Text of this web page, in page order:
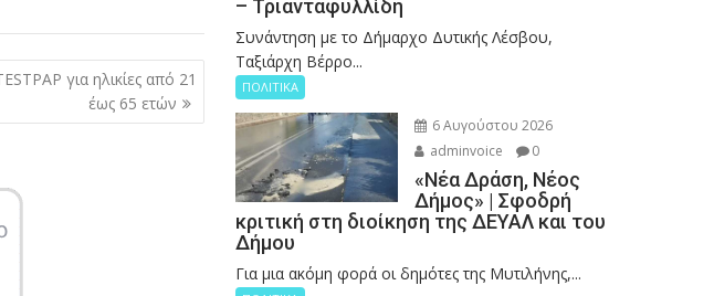
για ηλικίες από 21
έως 65 ετών
– Τριανταφυλλίδη
Συνάντηση με το Δήμαρχο Δυτικής Λέσβου,
Ταξιάρχη Βέρρο...
ΠΟΛΙΤΙΚΑ
6 Αυγούστου 2026
adminvoice
0
«Νέα Δράση, Νέος
Δήμος» | Σφοδρή
κριτική στη διοίκηση της ΔΕΥΑΛ και του
Δήμου
Για μια ακόμη φορά οι δημότες της Μυτιλήνης,...